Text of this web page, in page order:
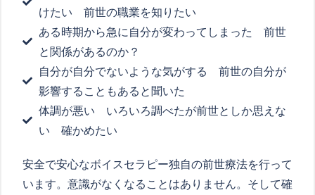
けたい 前世の職業を知りたい
ある時期から急に自分が変わってしまった 前世
と関係があるのか？
自分が自分でないような気がする 前世の自分が
影響することもあると聞いた
体調が悪い いろいろ調べたが前世としか思えな
い 確かめたい
安全で安心なボイスセラピー独自の前世療法を行って
います。意識がなくなることはありません。そして確